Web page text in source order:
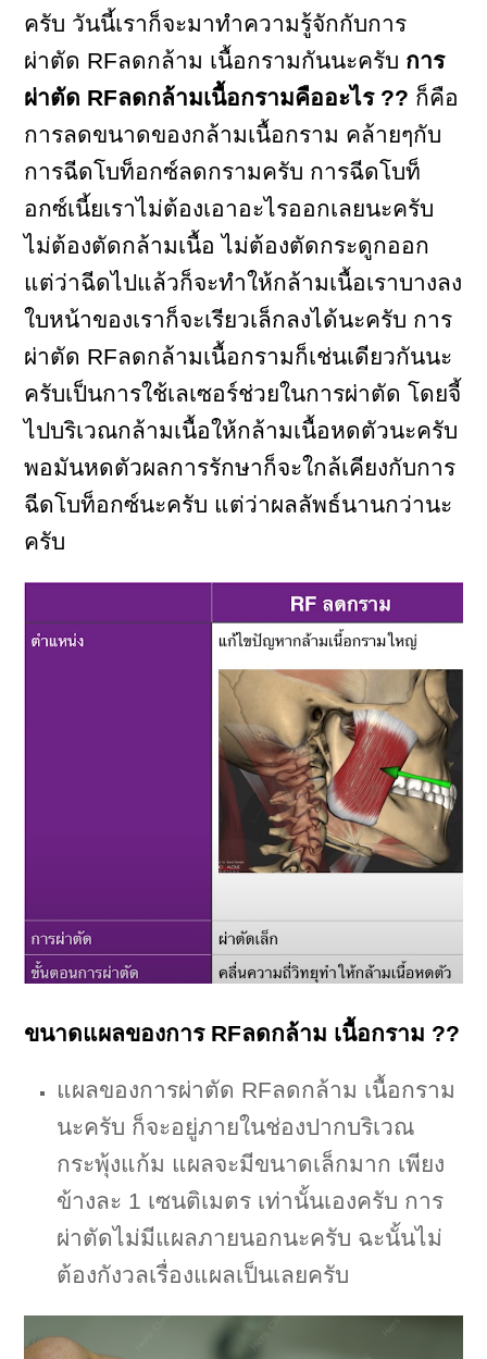
ครับ วันนี้เราก็จะมาทำความรู้จักกับการ
ผ่าตัด RFลดกล้าม เนื้อกรามกันนะครับ การ
ผ่าตัด RFลดกล้ามเนื้อกรามคืออะไร ?? ก็คือ
การลดขนาดของกล้ามเนื้อกราม คล้ายๆกับ
การฉีดโบท็อกซ์ลดกรามครับ การฉีดโบท็
อกซ์เนี้ยเราไม่ต้องเอาอะไรออกเลยนะครับ
ไม่ต้องตัดกล้ามเนื้อ ไม่ต้องตัดกระดูกออก
แต่ว่าฉีดไปแล้วก็จะทำให้กล้ามเนื้อเราบางลง
ใบหน้าของเราก็จะเรียวเล็กลงได้นะครับ การ
ผ่าตัด RFลดกล้ามเนื้อกรามก็เช่นเดียวกันนะ
ครับเป็นการใช้เลเซอร์ช่วยในการผ่าตัด โดยจี้
ไปบริเวณกล้ามเนื้อให้กล้ามเนื้อหดตัวนะครับ
พอมันหดตัวผลการรักษาก็จะใกล้เคียงกับการ
ฉีดโบท็อกซ์นะครับ แต่ว่าผลลัพธ์นานกว่านะ
ครับ
ขนาดแผลของการ RFลดกล้าม เนื้อกราม ??
แผลของการผ่าตัด RFลดกล้าม เนื้อกราม
นะครับ ก็จะอยู่ภายในช่องปากบริเวณ
กระพุ้งแก้ม แผลจะมีขนาดเล็กมาก เพียง
ข้างละ 1 เซนติเมตร เท่านั้นเองครับ การ
ผ่าตัดไม่มีแผลภายนอกนะครับ ฉะนั้นไม่
ต้องกังวลเรื่องแผลเป็นเลยครับ